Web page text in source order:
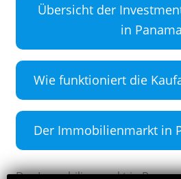
Übersicht der
in Panama
Wie funktioniert die
Der Immobilienmarkt in